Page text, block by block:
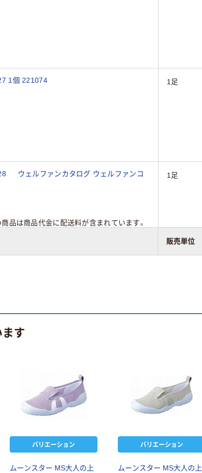
販売単位
1個 221074
1足
ウェルファンカタログ ウェルファンコ
品は商品代金に配送料が含まれています。
1足
す
バリエーション
ムーンスター MS大人の上
バリエーション
ムーンスター MS大人の上